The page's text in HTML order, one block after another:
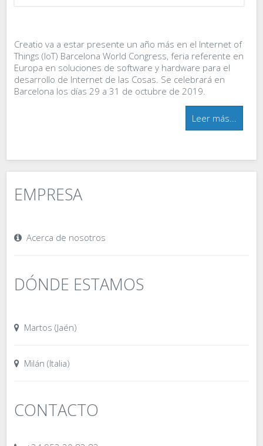
Creatio va a estar presente un año más en el Internet of
Things (IoT) Barcelona World Congress, feria referente en
Europa en soluciones de software y hardware para el
desarrollo de Internet de las Cosas. Se celebrará en
Barcelona los días 29 a 31 de octubre de 2019.
Leer más...
EMPRESA
Acerca de nosotros
DÓNDE ESTAMOS
Martos (Jaén)
Milán (Italia)
CONTACTO